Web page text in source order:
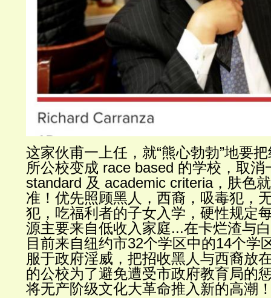
这家伙甫一上任，就“熊心勃勃”地要
所公校变成 race based 的学校，取消
standard 及 academic criteria，肤色
准！优先照顾黑人，西裔，吸毒犯，
犯，吃福利者的子女入学，硬性规定
源主要来自低收入家庭...在卡烂渣与
目前来自纽约市32个学区中的14个学
服于政府淫威，把招收黑人与西裔放
的公校为了避免遭受市政府教育局的
将无产阶级文化大革命推入新的高潮